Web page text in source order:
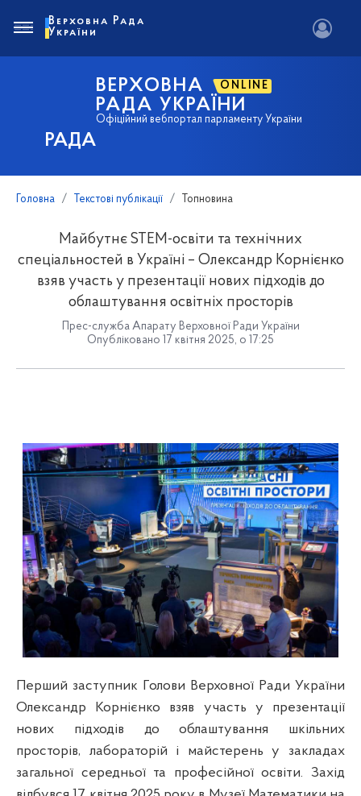
РАДА
ВЕРХОВНА ONLINE
РАДА УКРАЇНИ
Офіційний вебпортал парламенту України
Верховна Рада
України
Головна Текстові публікації Топновина
Майбутнє STEM-освіти та технічних
спеціальностей в Україні – Олександр Корнієнко
взяв участь у презентації нових підходів до
облаштування освітніх просторів
Прес-служба Апарату Верховної Ради України
Опубліковано 17 квітня 2025, о 17:25
Перший заступник Голови Верховної Ради України
Олександр Корнієнко взяв участь у презентації
нових підходів до облаштування шкільних
просторів, лабораторій і майстерень у закладах
загальної середньої та професійної освіти. Захід